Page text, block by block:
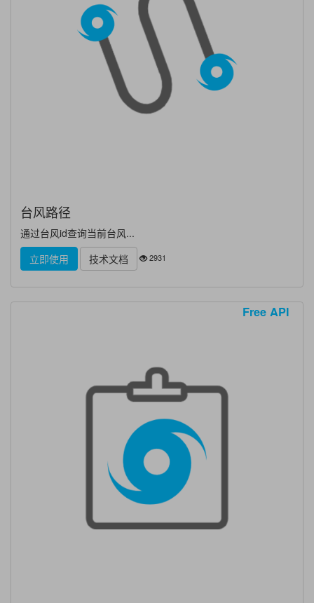
台风路径
通过台风id查询当前台风...
立即使用
技术文档 2931
Free API